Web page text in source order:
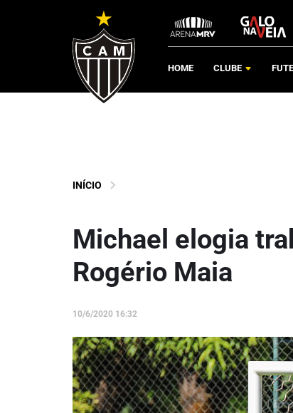
HOME CLUBE
INÍCIO
Michael elogia
Rogério Maia
10/6/2020 16:32